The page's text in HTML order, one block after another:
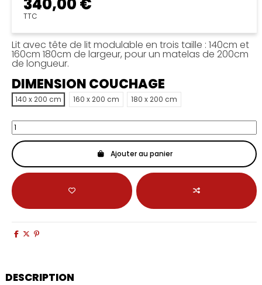
TTC
Lit avec tête de lit modulable en trois taille : 140cm et
160cm 180cm de largeur, pour un matelas de 200cm
de longueur.
DIMENSION COUCHAGE
140 x 200 cm 160 x 200 cm 180 x 200 cm
Ajouter au panier
DESCRIPTION